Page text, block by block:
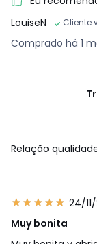
LouiseN
Cliente
Comprado há 1
Relação
24/
Muy bonita